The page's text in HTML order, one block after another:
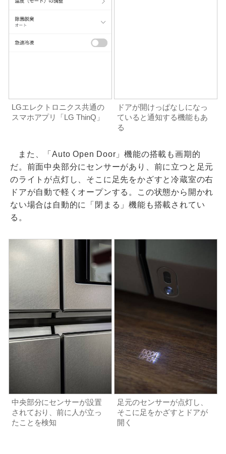
LGエレクトロニクス共通の
スマホアプリ「LG ThinQ」
ドアが開けっぱなしになっ
ていると通知する機能もあ
る
また、「Auto Open Door」機能の搭載も画期的
だ。前面中央部分にセンサーがあり、前に立つと足元
のライトが点灯し、そこに足先をかざすと冷蔵室の右
ドアが自動で軽くオープンする。この状態から開かれ
ない場合は自動的に「閉まる」機能も搭載されてい
る。
中央部分にセンサーが設置
されており、前に人が立っ
たことを検知
足元のセンサーが点灯し、
そこに足をかざすとドアが
開く